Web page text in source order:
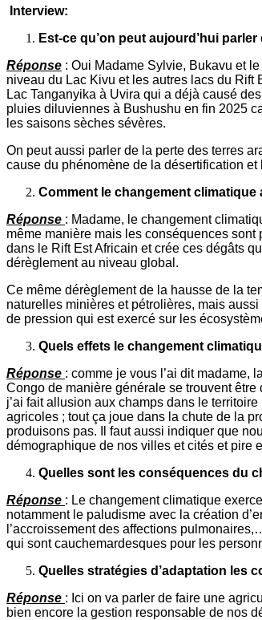
Interview:
Est-ce qu’on peut aujourd’hui
Réponse : Oui Madame Sylvie, Bukavu et
niveau du Lac Kivu et les autres lacs du Rift
Lac Tanganyika à Uvira qui a déjà causé
pluies diluviennes à Bushushu en fin 2025
les saisons sèches sévères.
On peut aussi parler de la perte des terres
cause du phénomène de la désertification
Comment le changement
Réponse : Madame, le changement
même manière mais les conséquences
dans le Rift Est Africain et crée ces dégâts
dérèglement au niveau global.
Ce même dérèglement de la hausse de la
naturelles minières et pétrolières, mais
de pression qui est exercé sur les
Quels effets le changement
Réponse : comme je vous l’ai dit madame,
Congo de manière générale se trouvent
j’ai fait allusion aux champs dans le
agricoles ; tout ça joue dans la chute de la
produisons pas. Il faut aussi indiquer que
démographique de nos villes et cités et pire
Quelles sont les conséquences du
Réponse : Le changement climatique
notamment le paludisme avec la création
l’accroissement des affections
qui sont cauchemardesques pour les
Quelles stratégies d’adaptation les
Réponse : Ici on va parler de faire une
bien encore la gestion responsable de nos